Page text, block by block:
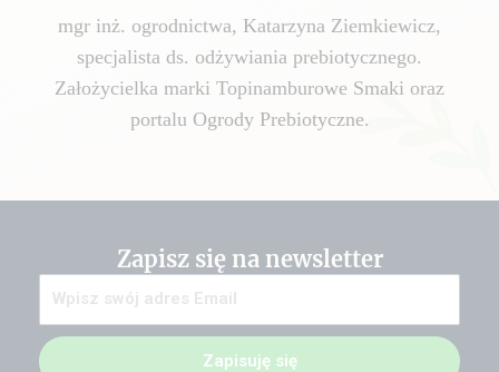
mgr inż. ogrodnictwa, Katarzyna Ziemkiewicz,
specjalista ds. odżywiania prebiotycznego.
Założycielka marki Topinamburowe Smaki oraz
portalu Ogrody Prebiotyczne.
Zapisz się na newsletter
Zapisuję się